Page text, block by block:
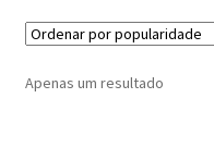
Carrinho de compras
Contate agora
Apenas um resultado